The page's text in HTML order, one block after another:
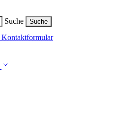
Suche Suche
Kontaktformular